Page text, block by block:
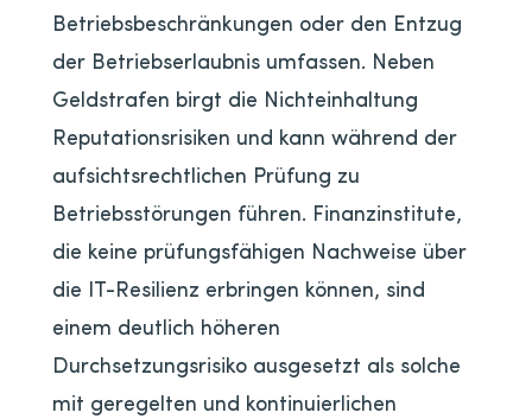
Betriebsbeschränkungen oder den Entzug
der Betriebserlaubnis umfassen. Neben
Geldstrafen birgt die Nichteinhaltung
Reputationsrisiken und kann während der
aufsichtsrechtlichen Prüfung zu
Betriebsstörungen führen. Finanzinstitute,
die keine prüfungsfähigen Nachweise über
die IT-Resilienz erbringen können, sind
einem deutlich höheren
Durchsetzungsrisiko ausgesetzt als solche
mit geregelten und kontinuierlichen